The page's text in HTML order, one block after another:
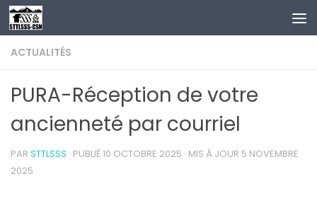
Au dessous du contenu
ACTUALITÉS
PURA-Réception de votre
ancienneté par courriel
PAR STTLSSS · PUBLIÉ10 OCTOBRE 2025 · MIS À JOUR 5 NOVEMBRE
2025